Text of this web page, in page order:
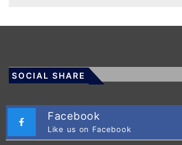
SOCIAL SHARE
Facebook
Like us on Facebook